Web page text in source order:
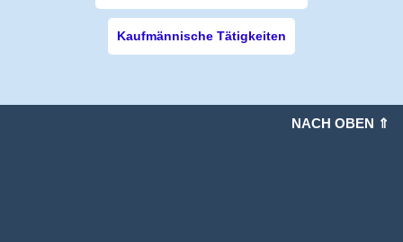
Kaufmännische Tätigkeiten
NACH OBEN ⇑